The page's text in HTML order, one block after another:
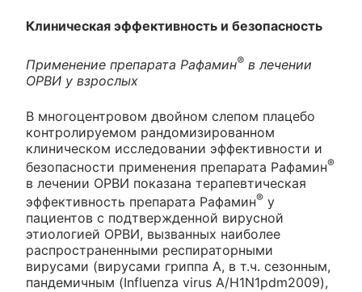
Клиническая эффективность и безопасность
Применение препарата Рафамин® в лечении
ОРВИ у взрослых
В многоцентровом двойном слепом плацебо
контролируемом рандомизированном
клиническом исследовании эффективности и
безопасности применения препарата Рафамин®
в лечении ОРВИ показана терапевтическая
эффективность препарата Рафамин® у
пациентов с подтвержденной вирусной
этиологией ОРВИ, вызванных наиболее
распространенными респираторными
вирусами (вирусами гриппа А, в т.ч. сезонным,
пандемичным (Influenza virus A/H1N1pdm2009),